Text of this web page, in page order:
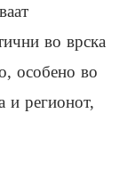
во врска
особено во
и регионот,